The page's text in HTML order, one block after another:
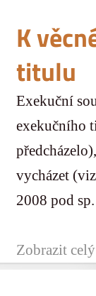
K
titulu
Exekuční
exekučního
vycházet
2008 pod
Zobrazit